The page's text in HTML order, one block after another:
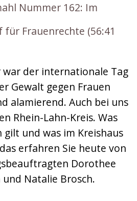
Nummer 162: Im
für Frauenrechte (56:41
war der internationale Tag
Gewalt gegen Frauen
alamierend. Auch bei uns
Rhein-Lahn-Kreis. Was
gilt und was im Kreishaus
erfahren Sie heute von
Dorothee
Natalie Brosch.